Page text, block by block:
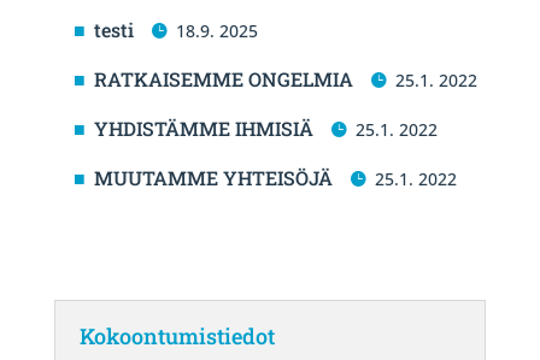
testi 18.9. 2025
RATKAISEMME ONGELMIA 25.1. 2022
YHDISTÄMME IHMISIÄ 25.1. 2022
MUUTAMME YHTEISÖJÄ 25.1. 2022
Kokoontumistiedot